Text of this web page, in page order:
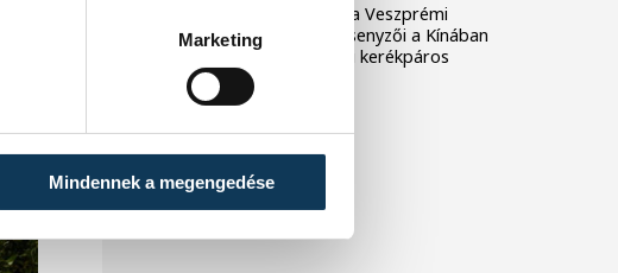
Marketing
Mindennek a megengedése
Három érmet szereztek a Veszprémi
Egyetemi Sport Club versenyzői a Kínában
rendezett FISU egyetemi kerékpáros
világbajnokságon.